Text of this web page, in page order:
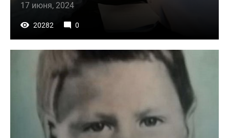
17 июня, 2024
20282 0